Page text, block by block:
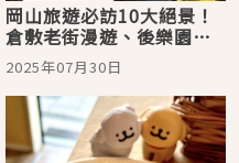
岡山旅遊必訪10大絕景！
倉敷老街漫遊、後樂園賞
四季美景、湯原溫泉療癒
放鬆、真鍋島貓咪相伴—
讓晴天之國徹底療癒你的
身心
2025年07月30日